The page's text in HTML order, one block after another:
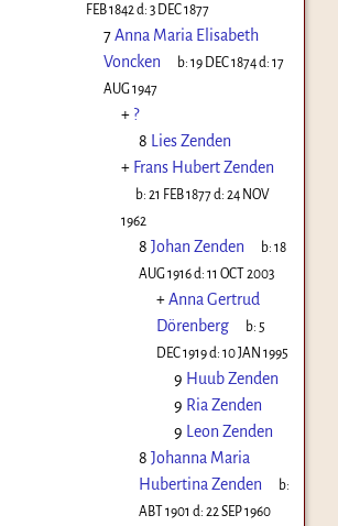
FEB 1842 d: 3 DEC 1877
7Anna Maria Elisabeth
Voncken
b:19 DEC 1874d:17
AUG 1947
+ ?
8 Lies Zenden
+ Frans Hubert Zenden
b:21 FEB 1877d:24 NOV
1962
8 Johan Zenden b:18
AUG 1916d: 11 OCT 2003
+Anna Gertrud
Dörenberg
b: 5
DEC 1919d: 10 JAN 1995
9 Huub Zenden
9 Ria Zenden
9 Leon Zenden
8 Johanna Maria
Hubertina Zenden
b:
ABT 1901 d: 22 SEP 1960